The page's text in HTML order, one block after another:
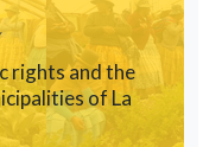
rights and the
of La